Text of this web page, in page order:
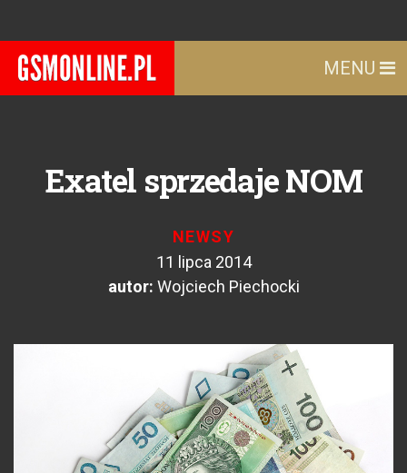
MENU
Exatel sprzedaje NOM
NEWSY
11 lipca 2014
autor: Wojciech Piechocki